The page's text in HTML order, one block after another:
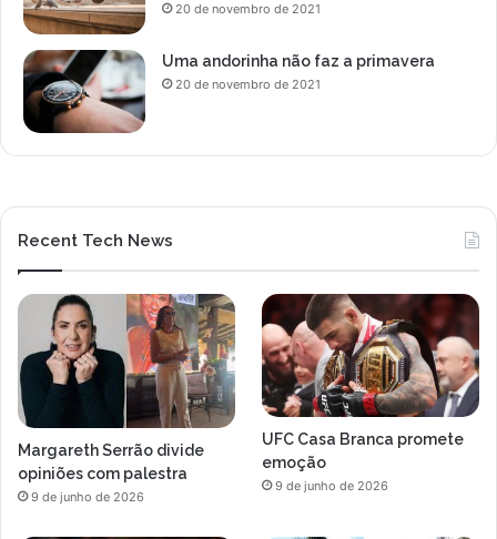
20 de novembro de 2021
Uma andorinha não faz a primavera
20 de novembro de 2021
Recent Tech News
Margareth Serrão divide
opiniões com palestra
9 de junho de 2026
UFC Casa Branca promete
emoção
9 de junho de 2026